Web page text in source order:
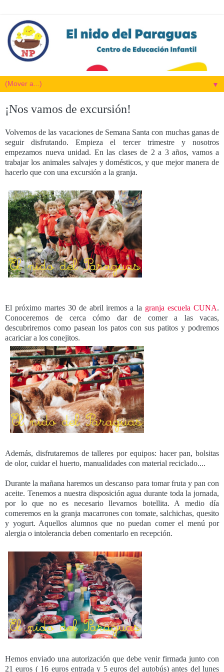
▼
¡Nos vamos de excursión!
Volvemos de las vacaciones de Semana Santa con muchas ganas de
seguir disfrutando. Empieza el tercer trimestre y nosotros
empezamos nueva unidad. En las clases de 2 a 3 años, vamos a
trabajar los animales salvajes y domésticos, y que mejor manera de
hacerlo que con una excursión a la granja.
El próximo martes 30 de abril iremos a la granja escuela CUNA.
Conoceremos de cerca cómo dar de comer a las vacas,
descubriremos como pasean los patos con sus patitos y podremos
acariciar a los conejitos.
Además, disfrutaremos de talleres por equipos: hacer pan, bolsitas
de olor, cuidar el huerto, manualidades con material reciclado....
Durante la mañana haremos un descanso para tomar fruta y pan con
aceite. Tenemos a nuestra disposición agua durante toda la jornada,
por lo que no es necesario llevarnos botellita. A medio día
comeremos en la granja macarrones con tomate, salchichas, quesito
y yogurt. Aquellos alumnos que no puedan comer el menú por
alergia o intolerancia deben comentarlo en recepción.
Hemos enviado una autorización que debe venir firmada junto con
21 euros ( 16 euros entrada y 5 euros del autobús) antes del lunes